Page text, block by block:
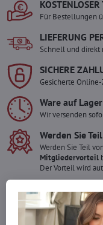
Für Bestellungen
LIEFERUNG
Schnell und direkt
SICHERE
Gesicherte
Ware auf Lager
Wir versenden
Werden Sie
Werden Sie Teil
Mitgliedervorteil
Der Vorteil wird
Möchten Sie
Zögern Sie nicht, uns zu